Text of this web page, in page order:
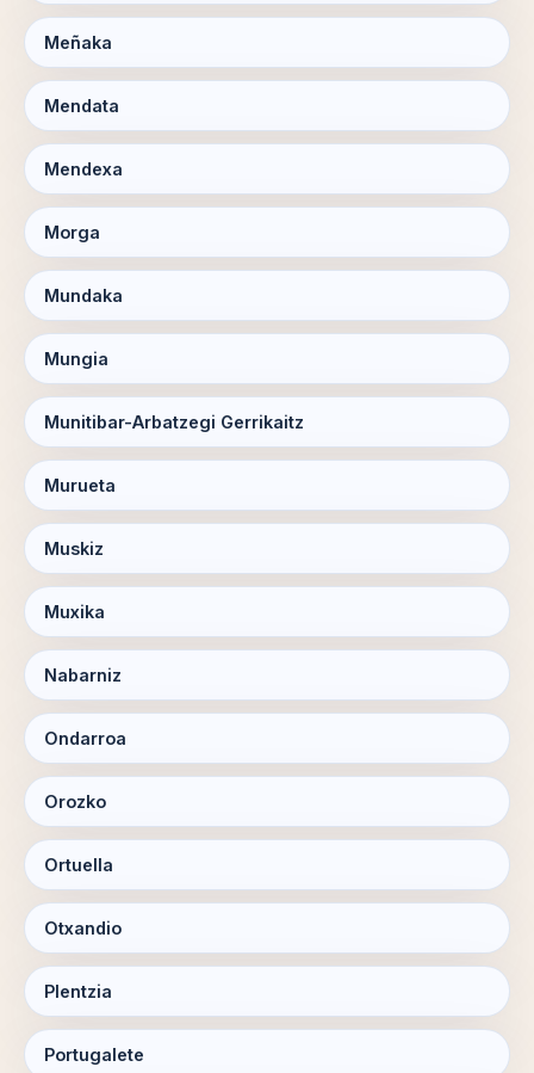
Meñaka
Mendata
Mendexa
Morga
Mundaka
Mungia
Munitibar-Arbatzegi Gerrikaitz
Murueta
Muskiz
Muxika
Nabarniz
Ondarroa
Orozko
Ortuella
Otxandio
Plentzia
Portugalete